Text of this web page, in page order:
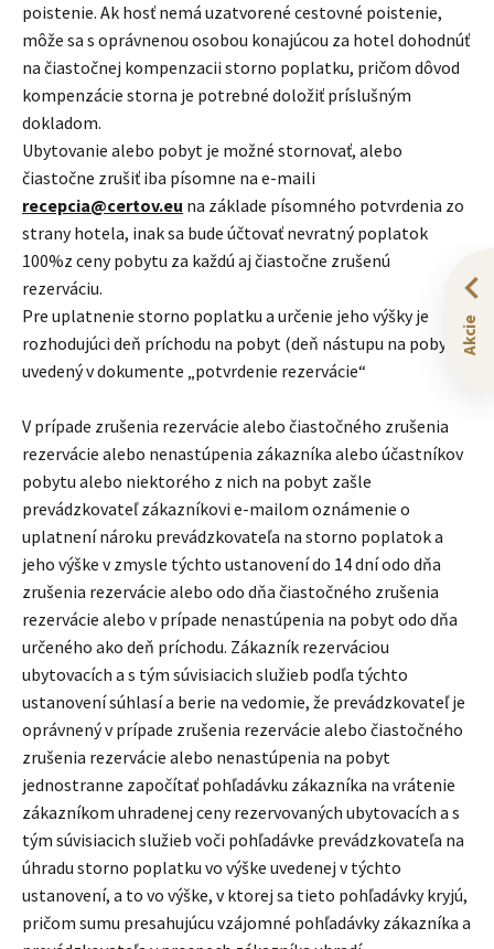
Akcie
poistenie. Ak hosť nemá uzatvorené cestovné poistenie,
môže sa s oprávnenou osobou konajúcou za hotel dohodnúť
na čiastočnej kompenzacii storno poplatku, pričom dôvod
kompenzácie storna je potrebné doložiť príslušným
dokladom.
Ubytovanie alebo pobyt je možné stornovať, alebo
čiastočne zrušiť iba písomne na e-maili
recepcia@certov.eu na základe písomného potvrdenia zo
strany hotela, inak sa bude účtovať nevratný poplatok
100%z ceny pobytu za každú aj čiastočne zrušenú
rezerváciu.
Pre uplatnenie storno poplatku a určenie jeho výšky je
rozhodujúci deň príchodu na pobyt (deň nástupu na pobyt)
uvedený v dokumente „potvrdenie rezervácie“
V prípade zrušenia rezervácie alebo čiastočného zrušenia
rezervácie alebo nenastúpenia zákazníka alebo účastníkov
pobytu alebo niektorého z nich na pobyt zašle
prevádzkovateľ zákazníkovi e-mailom oznámenie o
uplatnení nároku prevádzkovateľa na storno poplatok a
jeho výške v zmysle týchto ustanovení do 14 dní odo dňa
zrušenia rezervácie alebo odo dňa čiastočného zrušenia
rezervácie alebo v prípade nenastúpenia na pobyt odo dňa
určeného ako deň príchodu. Zákazník rezerváciou
ubytovacích a s tým súvisiacich služieb podľa týchto
ustanovení súhlasí a berie na vedomie, že prevádzkovateľ je
oprávnený v prípade zrušenia rezervácie alebo čiastočného
zrušenia rezervácie alebo nenastúpenia na pobyt
jednostranne započítať pohľadávku zákazníka na vrátenie
zákazníkom uhradenej ceny rezervovaných ubytovacích a s
tým súvisiacich služieb voči pohľadávke prevádzkovateľa na
úhradu storno poplatku vo výške uvedenej v týchto
ustanovení, a to vo výške, v ktorej sa tieto pohľadávky kryjú,
pričom sumu presahujúcu vzájomné pohľadávky zákazníka a